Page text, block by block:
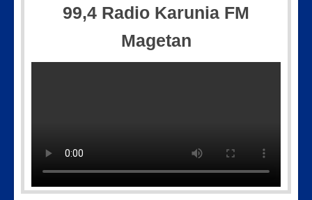
99,4 Radio Karunia FM
Magetan